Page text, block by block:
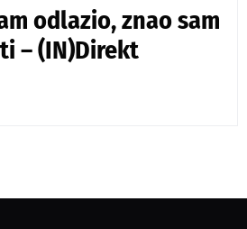
odlazio, znao sam
– (IN)Direkt